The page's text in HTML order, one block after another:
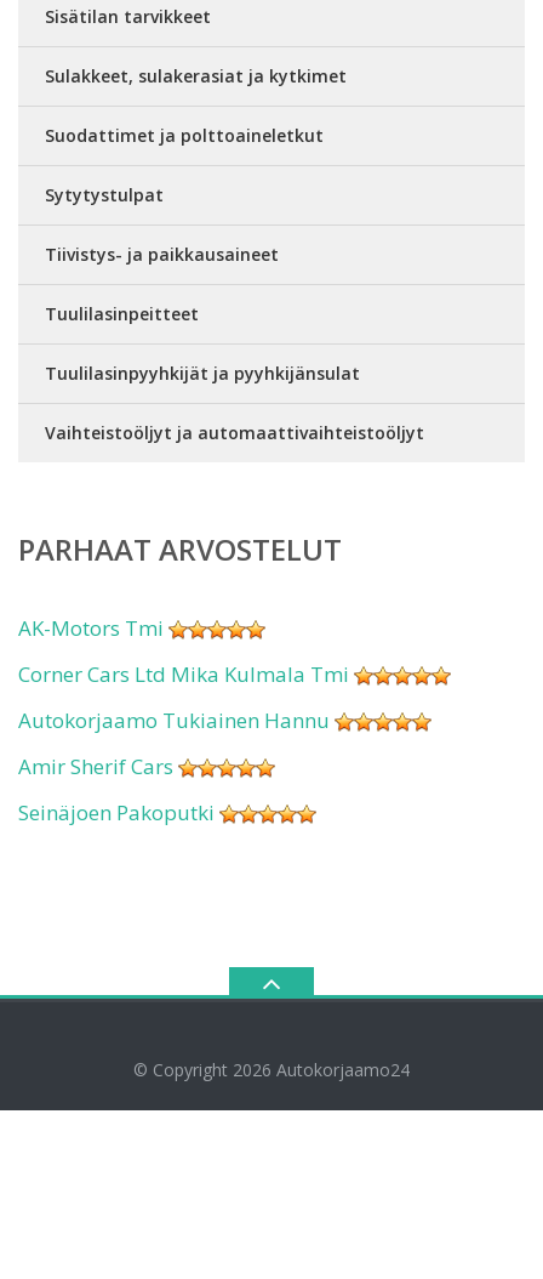
Sisätilan tarvikkeet
Sulakkeet, sulakerasiat ja kytkimet
Suodattimet ja polttoaineletkut
Sytytystulpat
Tiivistys- ja paikkausaineet
Tuulilasinpeitteet
Tuulilasinpyyhkijät ja pyyhkijänsulat
Vaihteistoöljyt ja automaattivaihteistoöljyt
PARHAAT ARVOSTELUT
AK-Motors Tmi
Corner Cars Ltd Mika Kulmala Tmi
Autokorjaamo Tukiainen Hannu
Amir Sherif Cars
Seinäjoen Pakoputki
© Copyright 2026 Autokorjaamo24